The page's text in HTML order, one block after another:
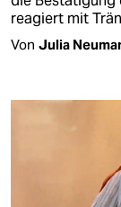
reagiert mit
Von Julia